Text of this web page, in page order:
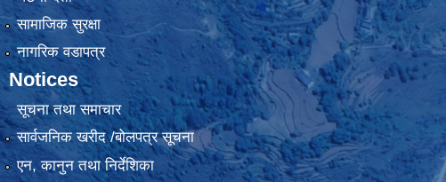
सामाजिक सुरक्षा
नागरिक वडापत्र
Notices
सूचना तथा समाचार
सार्वजनिक खरीद /बोलपत्र सूचना
एन, कानुन तथा निर्देशिका